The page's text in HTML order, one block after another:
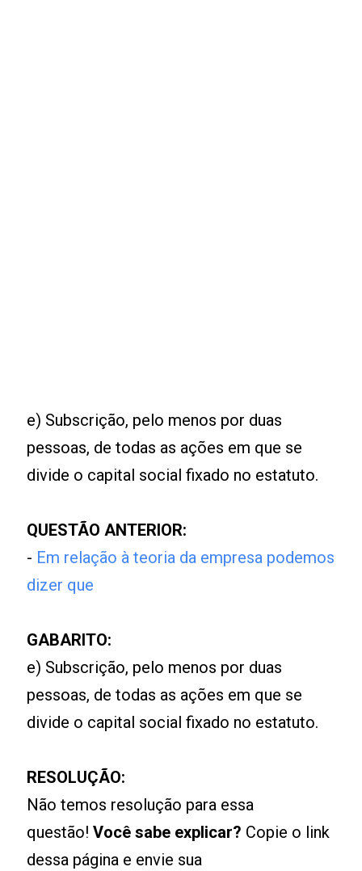
e) Subscrição, pelo menos por duas
pessoas, de todas as ações em que se
divide o capital social fixado no estatuto.
QUESTÃO ANTERIOR:
- Em relação à teoria da empresa podemos
dizer que
GABARITO:
e) Subscrição, pelo menos por duas
pessoas, de todas as ações em que se
divide o capital social fixado no estatuto.
RESOLUÇÃO:
Não temos resolução para essa
questão!Você sabe explicar? Copie o link
dessa página e envie sua